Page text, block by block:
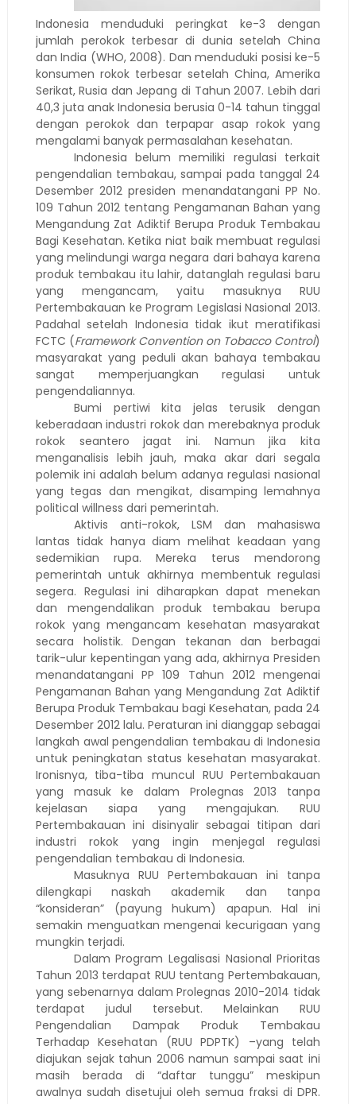
Indonesia menduduki peringkat ke-3 dengan
jumlah perokok terbesar di dunia setelah China
dan India (WHO, 2008). Dan menduduki posisi ke-5
konsumen rokok terbesar setelah China, Amerika
Serikat, Rusia dan Jepang di Tahun 2007. Lebih dari
40,3 juta anak Indonesia berusia 0-14 tahun tinggal
dengan perokok dan terpapar asap rokok yang
mengalami banyak permasalahan kesehatan.
Indonesia belum memiliki regulasi terkait
pengendalian tembakau, sampai pada tanggal 24
Desember 2012 presiden menandatangani PP No.
109 Tahun 2012 tentang Pengamanan Bahan yang
Mengandung Zat Adiktif Berupa Produk Tembakau
Bagi Kesehatan. Ketika niat baik membuat regulasi
yang melindungi warga negara dari bahaya karena
produk tembakau itu lahir, datanglah regulasi baru
yang mengancam, yaitu masuknya RUU
Pertembakauan ke Program Legislasi Nasional 2013.
Padahal setelah Indonesia tidak ikut meratifikasi
FCTC (Framework Convention on Tobacco Control)
masyarakat yang peduli akan bahaya tembakau
sangat memperjuangkan regulasi untuk
pengendaliannya.
Bumi pertiwi kita jelas terusik dengan
keberadaan industri rokok dan merebaknya produk
rokok seantero jagat ini. Namun jika kita
menganalisis lebih jauh, maka akar dari segala
polemik ini adalah belum adanya regulasi nasional
yang tegas dan mengikat, disamping lemahnya
political willness dari pemerintah.
Aktivis anti-rokok, LSM dan mahasiswa
lantas tidak hanya diam melihat keadaan yang
sedemikian rupa. Mereka terus mendorong
pemerintah untuk akhirnya membentuk regulasi
segera. Regulasi ini diharapkan dapat menekan
dan mengendalikan produk tembakau berupa
rokok yang mengancam kesehatan masyarakat
secara holistik. Dengan tekanan dan berbagai
tarik-ulur kepentingan yang ada, akhirnya Presiden
menandatangani PP 109 Tahun 2012 mengenai
Pengamanan Bahan yang Mengandung Zat Adiktif
Berupa Produk Tembakau bagi Kesehatan, pada 24
Desember 2012 lalu. Peraturan ini dianggap sebagai
langkah awal pengendalian tembakau di Indonesia
untuk peningkatan status kesehatan masyarakat.
Ironisnya, tiba-tiba muncul RUU Pertembakauan
yang masuk ke dalam Prolegnas 2013 tanpa
kejelasan siapa yang mengajukan. RUU
Pertembakauan ini disinyalir sebagai titipan dari
industri rokok yang ingin menjegal regulasi
pengendalian tembakau di Indonesia.
Masuknya RUU Pertembakauan ini tanpa
dilengkapi naskah akademik dan tanpa
“konsideran” (payung hukum) apapun. Hal ini
semakin menguatkan mengenai kecurigaan yang
mungkin terjadi.
Dalam Program Legalisasi Nasional Prioritas
Tahun 2013 terdapat RUU tentang Pertembakauan,
yang sebenarnya dalam Prolegnas 2010-2014 tidak
terdapat judul tersebut. Melainkan RUU
Pengendalian Dampak Produk Tembakau
Terhadap Kesehatan (RUU PDPTK) –yang telah
diajukan sejak tahun 2006 namun sampai saat ini
masih berada di “daftar tunggu” meskipun
awalnya sudah disetujui oleh semua fraksi di DPR.